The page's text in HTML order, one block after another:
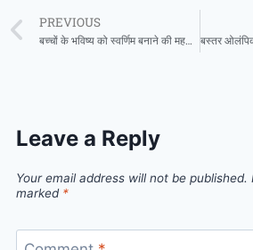
PREVIOUS
बच्चों के भविष्य को स्वर्णिम बनाने की महती जिम्मेदारी शिक्षा विभाग पर – मुख्यमंत्री विष्णु देव साय
Leave a Reply
Your email address will not be published.
marked *